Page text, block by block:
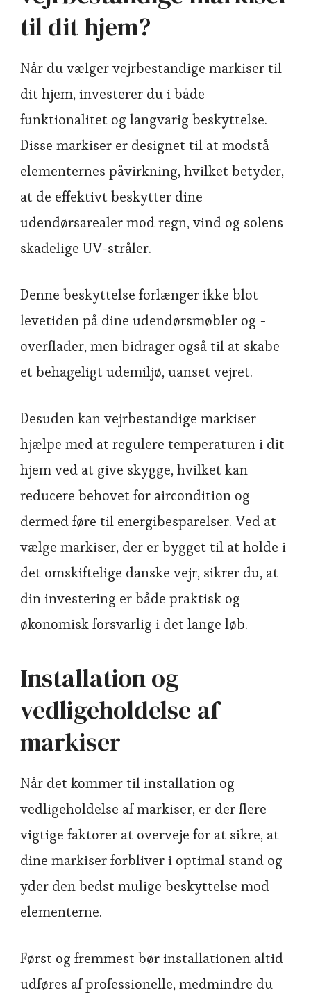
til dit hjem?
Når du vælger vejrbestandige markiser til
dit hjem, investerer du i både
funktionalitet og langvarig beskyttelse.
Disse markiser er designet til at modstå
elementernes påvirkning, hvilket betyder,
at de effektivt beskytter dine
udendørsarealer mod regn, vind og solens
skadelige UV-stråler.
Denne beskyttelse forlænger ikke blot
levetiden på dine udendørsmøbler og -
overflader, men bidrager også til at skabe
et behageligt udemiljø, uanset vejret.
Desuden kan vejrbestandige markiser
hjælpe med at regulere temperaturen i dit
hjem ved at give skygge, hvilket kan
reducere behovet for aircondition og
dermed føre til energibesparelser. Ved at
vælge markiser, der er bygget til at holde i
det omskiftelige danske vejr, sikrer du, at
din investering er både praktisk og
økonomisk forsvarlig i det lange løb.
Installation og
vedligeholdelse af
markiser
Når det kommer til installation og
vedligeholdelse af markiser, er der flere
vigtige faktorer at overveje for at sikre, at
dine markiser forbliver i optimal stand og
yder den bedst mulige beskyttelse mod
elementerne.
Først og fremmest bør installationen altid
udføres af professionelle, medmindre du